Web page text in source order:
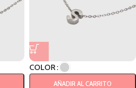
COLOR
AÑADIR AL CARRITO